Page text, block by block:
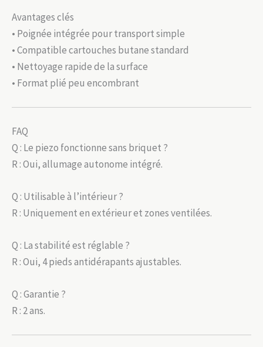
Avantages clés
• Poignée intégrée pour transport simple
• Compatible cartouches butane standard
• Nettoyage rapide de la surface
• Format plié peu encombrant
FAQ
Q : Le piezo fonctionne sans briquet ?
R : Oui, allumage autonome intégré.
Q : Utilisable à l’intérieur ?
R : Uniquement en extérieur et zones ventilées.
Q : La stabilité est réglable ?
R : Oui, 4 pieds antidérapants ajustables.
Q : Garantie ?
R : 2 ans.